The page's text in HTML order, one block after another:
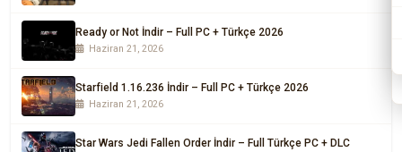
Ready or Not İndir – Full PC + Türkçe 2026
Haziran 21, 2026
Starfield 1.16.236 İndir – Full PC + Türkçe 2026
Haziran 21, 2026
Star Wars Jedi Fallen Order İndir – Full Türkçe PC + DLC